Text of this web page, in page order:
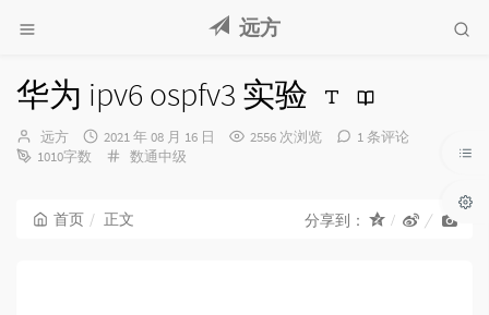
远方
华为 ipv6 ospfv3 实验
博
主：
远方
发
布
2021 年 08 月 16 日 2556 次浏览
1 条评论
1010字数
分
数通中级
首页 正文 分享到：